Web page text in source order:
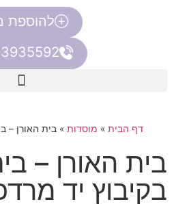
להוספת
דף הבית » מוסדות »בית האורן –
בית האורן –
בקיבוץ יד